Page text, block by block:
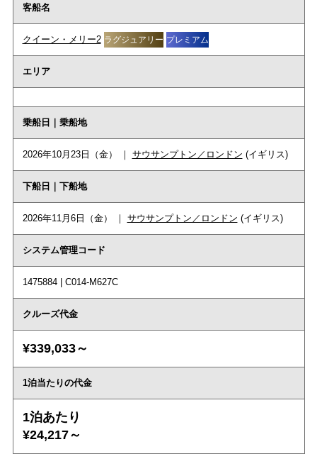
客船名
クイーン・メリー2 ラグジュアリー プレミアム
エリア
乗船日｜乗船地
2026年10月23日（金） ｜ サウサンプトン／ロンドン (イギリス)
下船日｜下船地
2026年11月6日（金） ｜ サウサンプトン／ロンドン (イギリス)
システム管理コード
1475884 | C014-M627C
クルーズ代金
¥339,033～
1泊当たりの代金
1泊あたり
¥24,217～